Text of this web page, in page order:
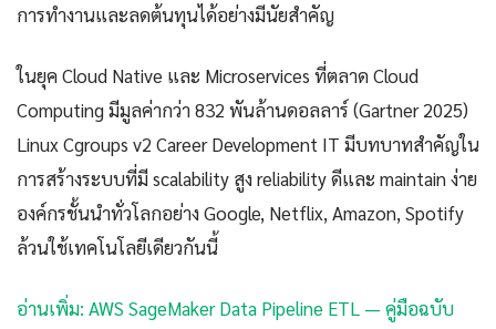
การทำงานและลดต้นทุนได้อย่างมีนัยสำคัญ
ในยุค Cloud Native และ Microservices ที่ตลาด Cloud
Computing มีมูลค่ากว่า 832 พันล้านดอลลาร์ (Gartner 2025)
Linux Cgroups v2 Career Development IT มีบทบาทสำคัญใน
การสร้างระบบที่มี scalability สูง reliability ดีและ maintain ง่าย
องค์กรชั้นนำทั่วโลกอย่าง Google, Netflix, Amazon, Spotify
ล้วนใช้เทคโนโลยีเดียวกันนี้
อ่านเพิ่ม: AWS SageMaker Data Pipeline ETL — คู่มือฉบับ